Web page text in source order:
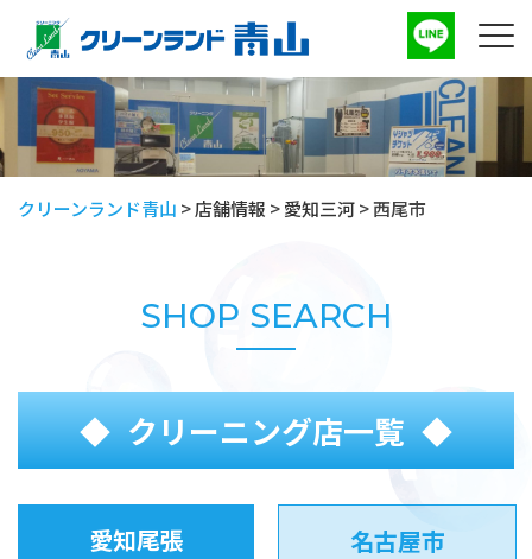
クリーンランド青山 >店舗情報 >愛知三河>西尾市
SHOP SEARCH
クリーニング店一覧
愛知尾張 名古屋市